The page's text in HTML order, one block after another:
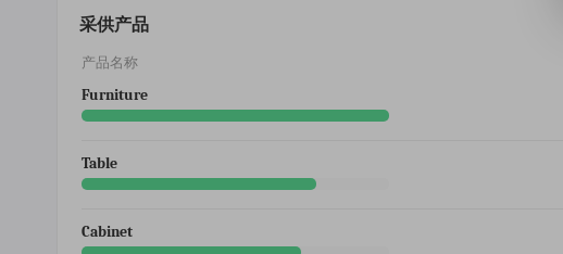
采供产品
产品名称
Furniture
Table
Cabinet